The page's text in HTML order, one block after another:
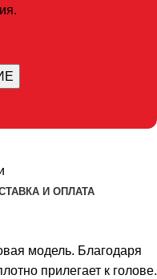
И ОПЛАТА
модель. Благодаря
прилегает к голове.